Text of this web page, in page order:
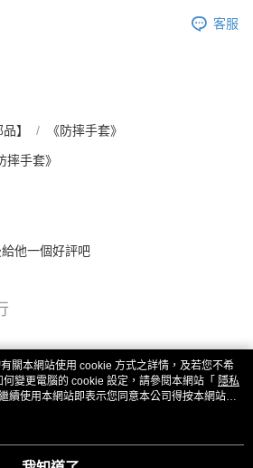
客服
】 《防摔手套》
摔手套》
他一個好評吧
關本網站使用 cookie 方式之詳情，及若您不希
變更電腦的 cookie 設定，請參閱本網站「 隱私
續使用本網站即表示您同意本公司得按本網站使
。